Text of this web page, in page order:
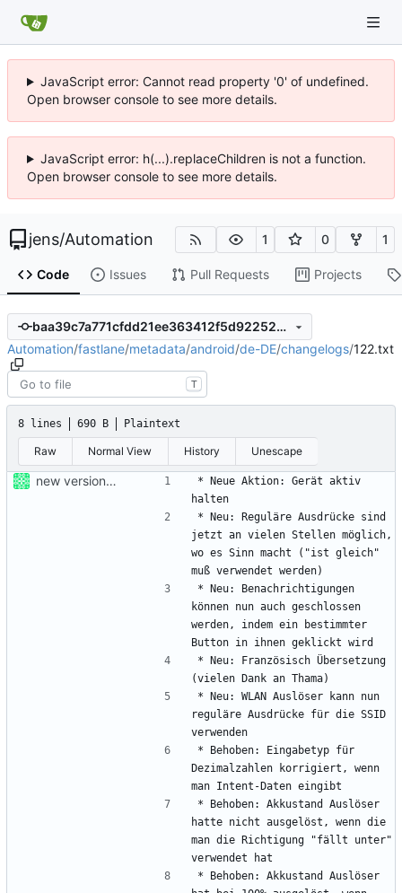
JavaScript error: Cannot read property '0' of undefined.
Open browser console to see more details.
JavaScript error: h(...).replaceChildren is not a function.
Open browser console to see more details.
jens/Automation 1 0 1
Code Issues Pull Requests Projects
baa39c7a771cfdd21ee363412f5d92252940d033
Automation/fastlane/metadata/android/de-DE/changelogs/122.txt
T
8 lines 690 B Plaintext
Raw Normal View History Unescape
new version prepared
* Neue Aktion: Gerät aktiv
* Neu: Reguläre Ausdrücke sind
jetzt an vielen Stellen möglich,
wo es Sinn macht ("ist gleich"
* Neu: Benachrichtigungen
können nun auch geschlossen
werden, indem ein bestimmter
* Neu: Französisch Übersetzung
* Neu: WLAN Auslöser kann nun
reguläre Ausdrücke für die SSID
* Behoben: Eingabetyp für
Dezimalzahlen korrigiert, wenn
* Behoben: Akkustand Auslöser
hatte nicht ausgelöst, wenn die
man die Richtigung "fällt unter"
* Behoben: Akkustand Auslöser